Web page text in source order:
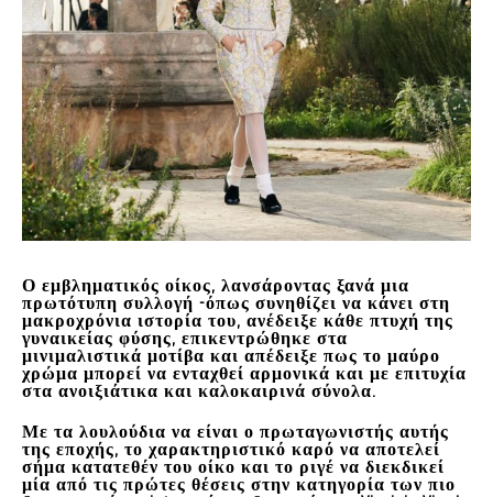
Ο εμβληματικός οίκος, λανσάροντας ξανά μια
πρωτότυπη συλλογή -όπως συνηθίζει να κάνει στη
μακροχρόνια ιστορία του, ανέδειξε κάθε πτυχή της
γυναικείας φύσης, επικεντρώθηκε στα
μινιμαλιστικά μοτίβα και απέδειξε πως το μαύρο
χρώμα μπορεί να ενταχθεί αρμονικά και με επιτυχία
στα ανοιξιάτικα και καλοκαιρινά σύνολα.
Με τα λουλούδια να είναι ο πρωταγωνιστής αυτής
της εποχής, το χαρακτηριστικό καρό να αποτελεί
σήμα κατατεθέν του οίκο και το ριγέ να διεκδικεί
μία από τις πρώτες θέσεις στην κατηγορία των πιο